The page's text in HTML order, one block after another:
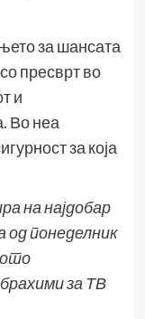
за шансата
пресврт во
и
Во неа
за која
на најдобар
од понеделник
за ТВ